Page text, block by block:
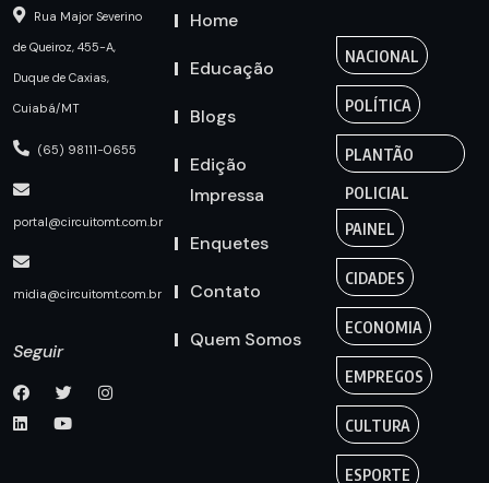
Rua Major Severino
de Queiroz, 455-A,
Duque de Caxias,
Cuiabá/MT
(65) 98111-0655
portal@circuitomt.com.br
midia@circuitomt.com.br
Seguir
Home
Educação
Blogs
Edição
Impressa
Enquetes
Contato
Quem Somos
NACIONAL
POLÍTICA
PLANTÃO
POLICIAL
PAINEL
CIDADES
ECONOMIA
EMPREGOS
CULTURA
ESPORTE